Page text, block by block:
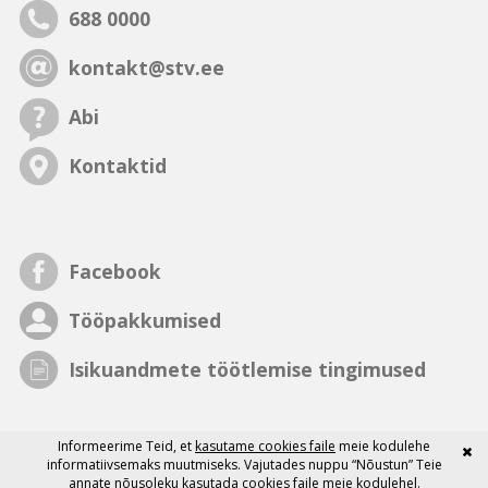
688 0000
kontakt@stv.ee
Abi
Kontaktid
Facebook
Tööpakkumised
Isikuandmete töötlemise tingimused
Informeerime Teid, et kasutame cookies faile meie kodulehe
informatiivsemaks muutmiseks. Vajutades nuppu “Nõustun” Teie
annate nõusoleku kasutada cookies faile meie kodulehel.